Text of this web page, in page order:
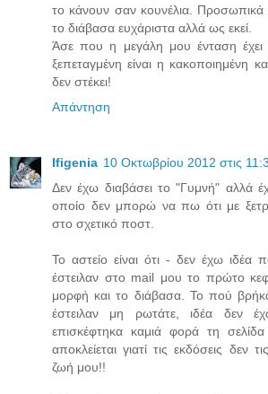
το κάνουν σαν κουνέλια. Προσωπικά
το διάβασα ευχάριστα αλλά ως εκεί.
Άσε που η μεγάλη μου ένταση
ξεπεταγμένη είναι η κακοποιημένη
δεν στέκει!
Απάντηση
Ifigenia 10 Οκτωβρίου 2012 στις
Δεν έχω διαβάσει το "Γυμνή" αλλά
οποίο δεν μπορώ να πω ότι με
στο σχετικό ποστ.
Το αστείο είναι ότι - δεν έχω ιδέα
έστειλαν στο mail μου το πρώτο
μορφή και το διάβασα. Το πού
έστειλαν μη ρωτάτε, ιδέα δεν
επισκέφτηκα καμιά φορά τη
αποκλείεται γιατί τις εκδόσεις δεν
ζωή μου!!